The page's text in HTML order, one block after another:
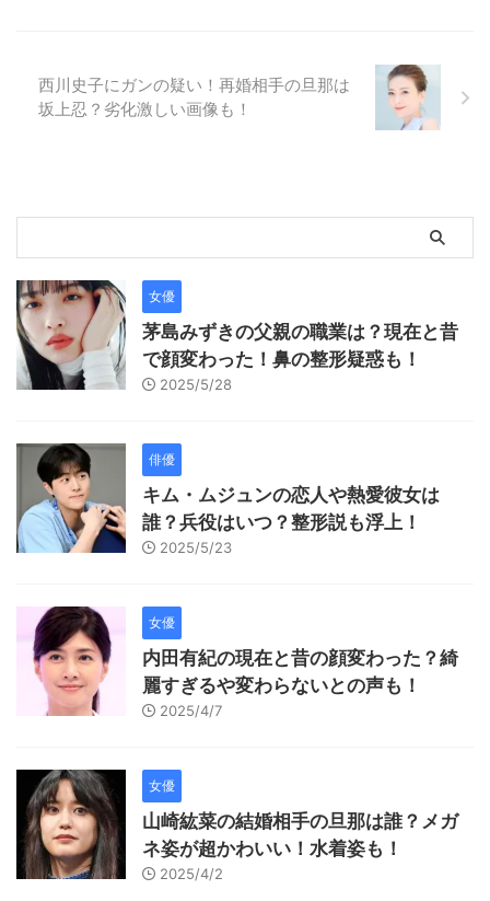
西川史子にガンの疑い！再婚相手の旦那は
坂上忍？劣化激しい画像も！
女優
茅島みずきの父親の職業は？現在と昔
で顔変わった！鼻の整形疑惑も！
2025/5/28
俳優
キム・ムジュンの恋人や熱愛彼女は
誰？兵役はいつ？整形説も浮上！
2025/5/23
女優
内田有紀の現在と昔の顔変わった？綺
麗すぎるや変わらないとの声も！
2025/4/7
女優
山崎紘菜の結婚相手の旦那は誰？メガ
ネ姿が超かわいい！水着姿も！
2025/4/2